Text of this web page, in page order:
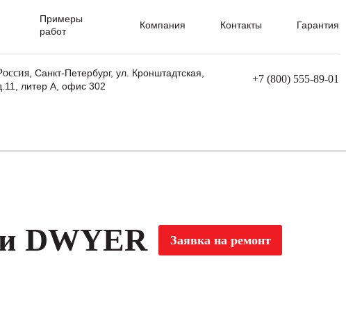
Примеры
работ
Компания Контакты Гарантия
, Санкт-Петербург, ул. Кронштадтская,
литер А, офис 302
+7 (800) 555-89-01
DWYER Заявка на ремонт